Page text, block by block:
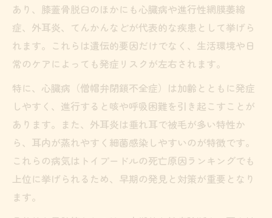
あり、膝蓋骨脱臼のほかにも心臓病や進行性網膜萎縮
症、外耳炎、てんかんなどが代表的な疾患として挙げら
れます。これらは遺伝的要因だけでなく、生活環境や日
常のケアによっても発症リスクが左右されます。
特に、心臓病（僧帽弁閉鎖不全症）は加齢とともに発症
しやすく、進行すると咳や呼吸困難を引き起こすことが
あります。また、外耳炎は垂れ耳で被毛が多い特性か
ら、耳内が蒸れやすく細菌感染しやすいのが特徴です。
これらの病気はトイプードルの死亡原因ランキングでも
上位に挙げられるため、早期の発見と対策が重要となり
ます。